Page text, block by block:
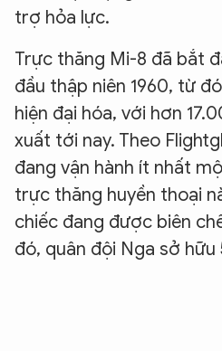
trợ hỏa lực.
Trực thăng Mi-8 đã bắt
đầu thập niên 1960, từ
hiện đại hóa, với hơn
xuất tới nay. Theo
đang vận hành ít nhất
trực thăng huyền thoại
chiếc đang được biên
đó, quân đội Nga sở hữu